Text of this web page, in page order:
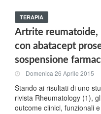
TERAPIA
Artrite reumatoide,
con abatacept
sospensione
Domenica 26 Aprile 2015
Stando ai risultati di uno
rivista Rheumatology (1),
outcome clinici, funzionali